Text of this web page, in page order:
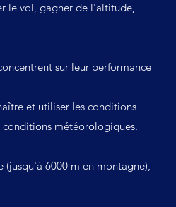
le vol, gagner de l'altitude,
sur leur performance
et utiliser les conditions
conditions météorologiques.
(jusqu'à 6000 m en montagne),